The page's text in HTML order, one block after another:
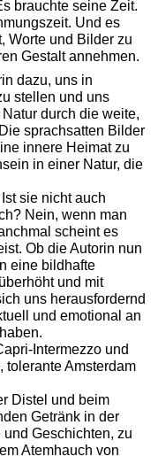
brauchte seine Zeit.
Und es
Worte und Bilder zu
Gestalt annehmen.
dazu, uns in
stellen und uns
durch die weite,
sprachsatten Bilder
innere Heimat zu
in einer Natur, die
sie nicht auch
Nein, wenn man
scheint es
Ob die Autorin nun
eine bildhafte
und mit
uns herausfordernd
und emotional an
Intermezzo und
tolerante Amsterdam
Distel und beim
Getränk in der
Geschichten, zu
Atemhauch von